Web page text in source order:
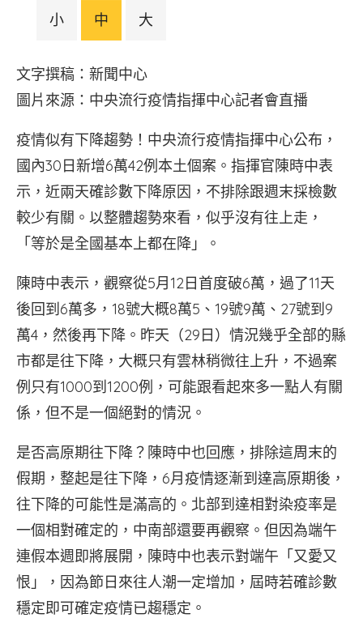
小 中 大
文字撰稿：新聞中心
圖片來源：中央流行疫情指揮中心記者會直播
疫情似有下降趨勢！中央流行疫情指揮中心公布，
國內30日新增6萬42例本土個案。指揮官陳時中表
示，近兩天確診數下降原因，不排除跟週末採檢數
較少有關。以整體趨勢來看，似乎沒有往上走，
「等於是全國基本上都在降」。
陳時中表示，觀察從5月12日首度破6萬，過了11天
後回到6萬多，18號大概8萬5、19號9萬、27號到9
萬4，然後再下降。昨天（29日）情況幾乎全部的縣
市都是往下降，大概只有雲林稍微往上升，不過案
例只有1000到1200例，可能跟看起來多一點人有關
係，但不是一個絕對的情況。
是否高原期往下降？陳時中也回應，排除這周末的
假期，整起是往下降，6月疫情逐漸到達高原期後，
往下降的可能性是滿高的。北部到達相對染疫率是
一個相對確定的，中南部還要再觀察。但因為端午
連假本週即將展開，陳時中也表示對端午「又愛又
恨」，因為節日來往人潮一定增加，屆時若確診數
穩定即可確定疫情已趨穩定。